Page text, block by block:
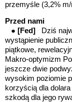
przemyśle (3,2%
Przed nami
● [Fed] Dziś
wystąpienie
piątkowe,
Makro-optymizm
jeszcze dwie
wysokim poziomie
korzyścią dla
szkodą dla jego